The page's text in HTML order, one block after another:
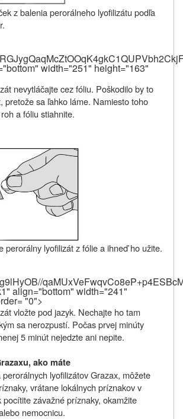
z balenia perorálneho lyofilizátu podľa
width="251" height="163"
nevytláčajte cez fóliu. Poškodilo by to
pretože sa ľahko láme. Namiesto toho
a fóliu stiahnite.
perorálny lyofilizát z fólie a ihneď ho užite.
align="bottom" width="241"
"0">
vložte pod jazyk. Nechajte ho tam
sa nerozpustí. Počas prvej minúty
5 minút nejedzte ani nepite.
ako máte
lyofilizátov Grazax, môžete
vrátane lokálnych príznakov v
pocítite závažné príznaky, okamžite
nemocnicu.